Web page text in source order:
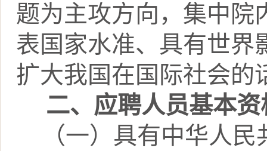
题为主攻方向，集中院
表国家水准、具有世界
扩大我国在国际社会的
二、应聘人员基本
（一）具有中华人